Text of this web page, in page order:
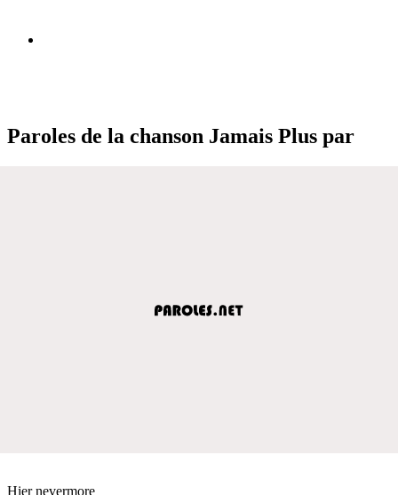
Paroles de la chanson Jamais Plus par
Hier nevermore